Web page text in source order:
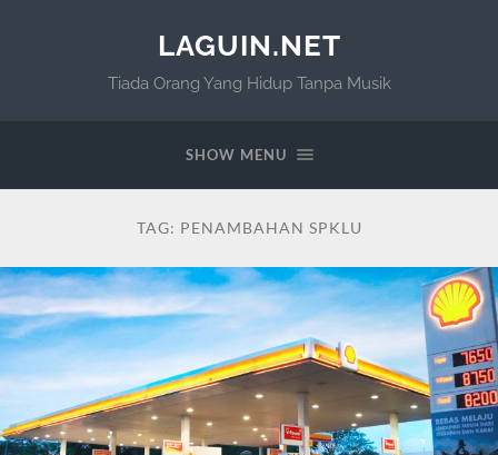
LAGUIN.NET
Tiada Orang Yang Hidup Tanpa Musik
SHOW MENU
TAG: PENAMBAHAN SPKLU